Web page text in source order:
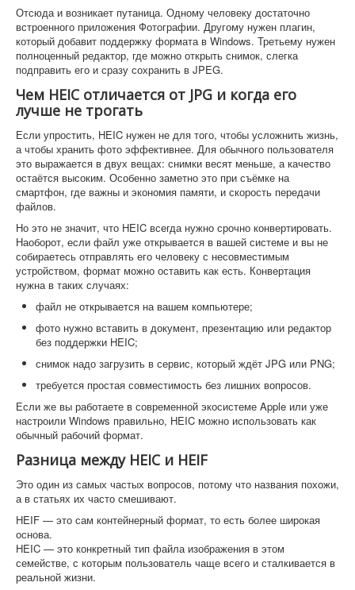
Отсюда и возникает путаница. Одному человеку достаточно
встроенного приложения Фотографии. Другому нужен плагин,
который добавит поддержку формата в Windows. Третьему нужен
полноценный редактор, где можно открыть снимок, слегка
подправить его и сразу сохранить в JPEG.
Чем HEIC отличается от JPG и когда его
лучше не трогать
Если упростить, HEIC нужен не для того, чтобы усложнить жизнь,
а чтобы хранить фото эффективнее. Для обычного пользователя
это выражается в двух вещах: снимки весят меньше, а качество
остаётся высоким. Особенно заметно это при съёмке на
смартфон, где важны и экономия памяти, и скорость передачи
файлов.
Но это не значит, что HEIC всегда нужно срочно конвертировать.
Наоборот, если файл уже открывается в вашей системе и вы не
собираетесь отправлять его человеку с несовместимым
устройством, формат можно оставить как есть. Конвертация
нужна в таких случаях:
файл не открывается на вашем компьютере;
фото нужно вставить в документ, презентацию или редактор
без поддержки HEIC;
снимок надо загрузить в сервис, который ждёт JPG или PNG;
требуется простая совместимость без лишних вопросов.
Если же вы работаете в современной экосистеме Apple или уже
настроили Windows правильно, HEIC можно использовать как
обычный рабочий формат.
Разница между HEIC и HEIF
Это один из самых частых вопросов, потому что названия похожи,
а в статьях их часто смешивают.
HEIF — это сам контейнерный формат, то есть более широкая
основа.
HEIC — это конкретный тип файла изображения в этом
семействе, с которым пользователь чаще всего и сталкивается в
реальной жизни.